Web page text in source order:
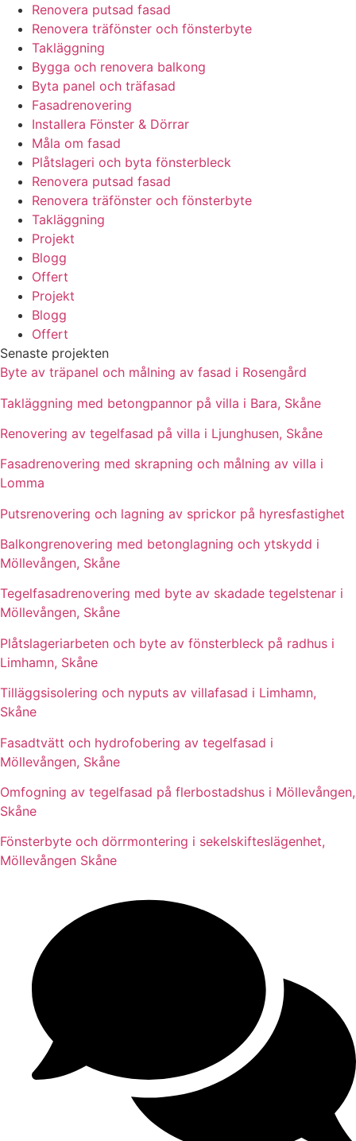
Renovera putsad fasad
Renovera träfönster och fönsterbyte
Takläggning
Bygga och renovera balkong
Byta panel och träfasad
Fasadrenovering
Installera Fönster & Dörrar
Måla om fasad
Plåtslageri och byta fönsterbleck
Renovera putsad fasad
Renovera träfönster och fönsterbyte
Takläggning
Projekt
Blogg
Offert
Projekt
Blogg
Offert
Senaste projekten
Byte av träpanel och målning av fasad i Rosengård
Takläggning med betongpannor på villa i Bara, Skåne
Renovering av tegelfasad på villa i Ljunghusen, Skåne
Fasadrenovering med skrapning och målning av villa i
Lomma
Putsrenovering och lagning av sprickor på hyresfastighet
Balkongrenovering med betonglagning och ytskydd i
Möllevången, Skåne
Tegelfasadrenovering med byte av skadade tegelstenar i
Möllevången, Skåne
Plåtslageriarbeten och byte av fönsterbleck på radhus i
Limhamn, Skåne
Tilläggsisolering och nyputs av villafasad i Limhamn,
Skåne
Fasadtvätt och hydrofobering av tegelfasad i
Möllevången, Skåne
Omfogning av tegelfasad på flerbostadshus i Möllevången,
Skåne
Fönsterbyte och dörrmontering i sekelskifteslägenhet,
Möllevången Skåne